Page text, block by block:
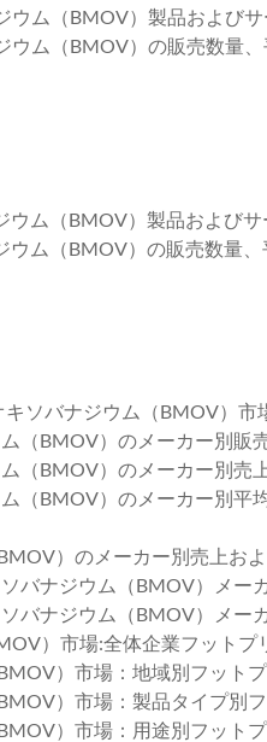
ウム（BMOV）製品およびサ
ウム（BMOV）の販売数量
ウム（BMOV）製品およびサ
ウム（BMOV）の販売数量
ソバナジウム（BMOV）市
（BMOV）のメーカー別販
（BMOV）のメーカー別売
（BMOV）のメーカー別平
）のメーカー別売上お
バナジウム（BMOV）メー
バナジウム（BMOV）メー
）市場:全体企業フットプ
）市場：地域別フット
）市場：製品タイプ別
）市場：用途別フット